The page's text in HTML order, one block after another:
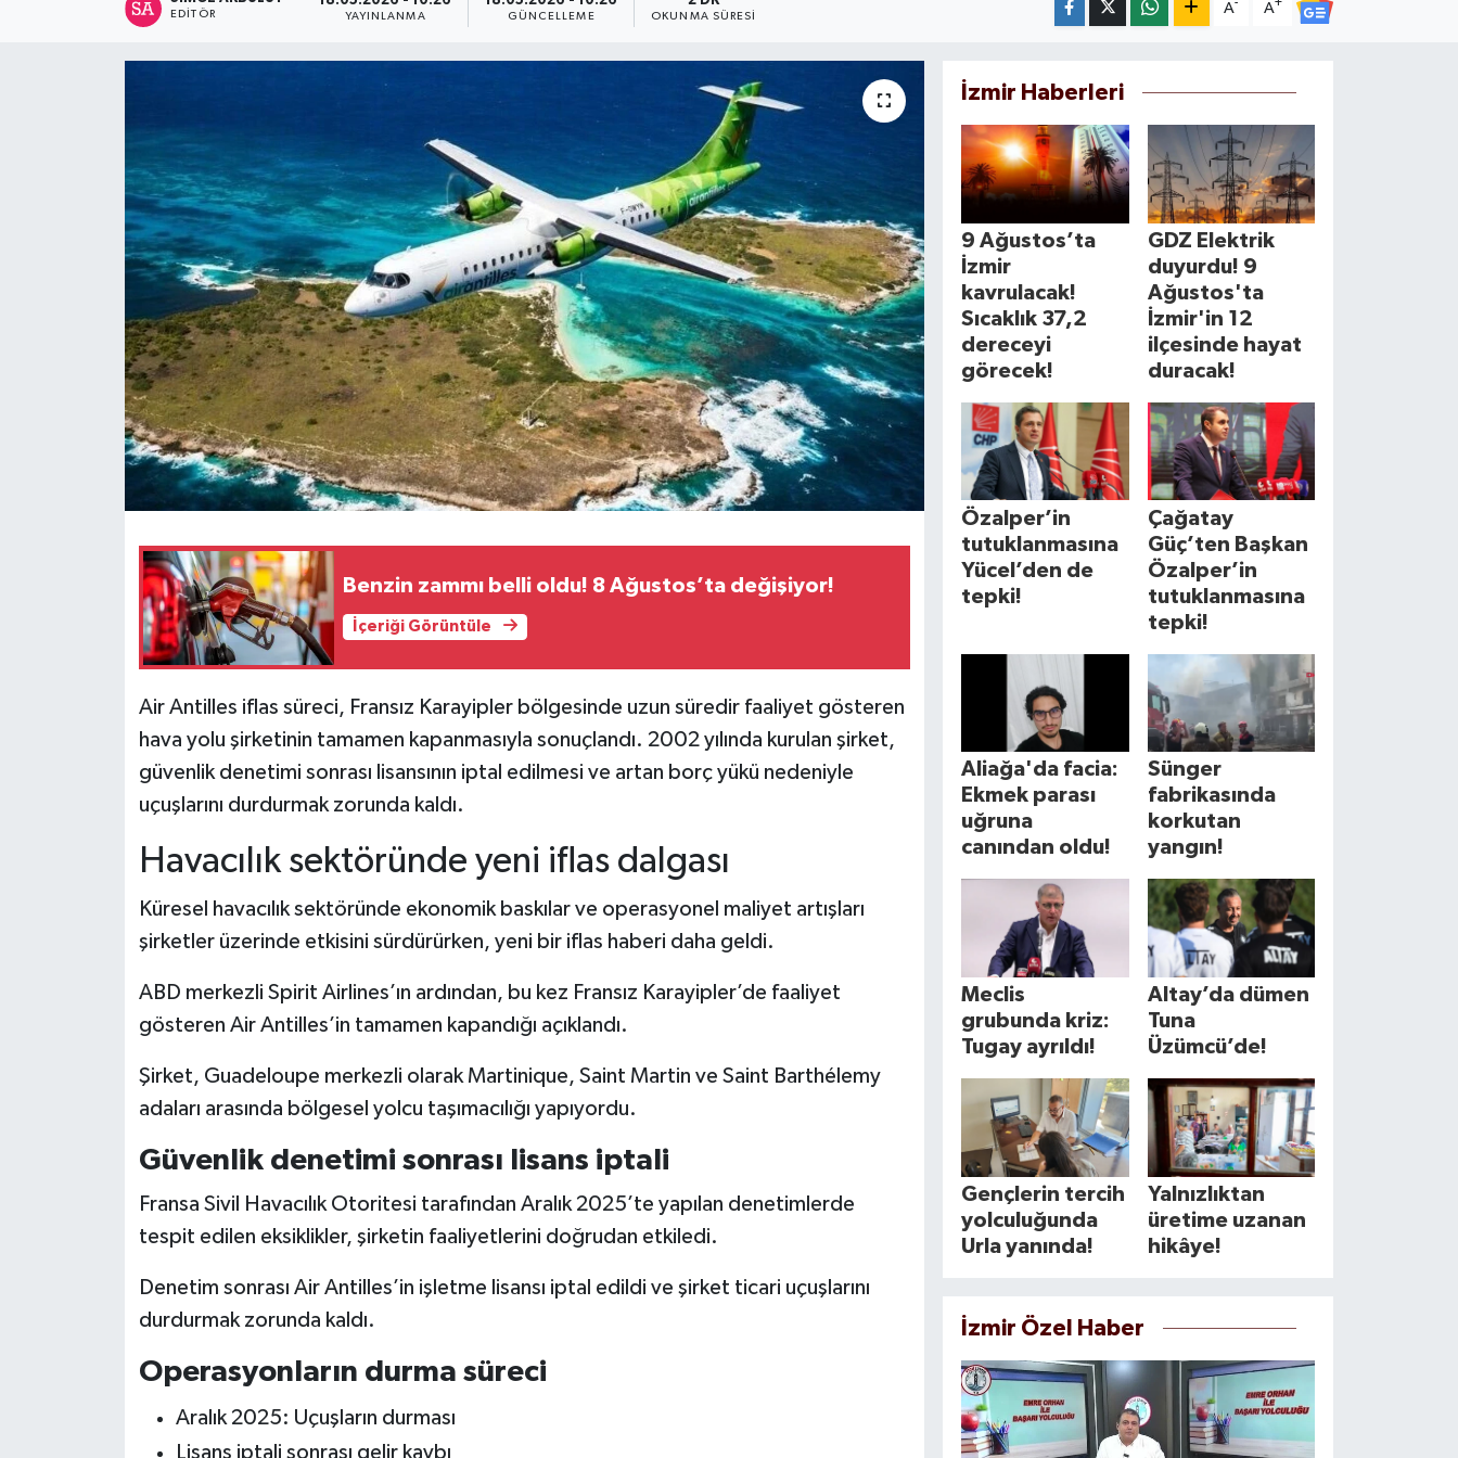
EDITÖR YAYINLANMA GÜNCELLEME OKUNMA SÜRESI
A- A+
Benzin zammı belli oldu! 8 Ağustos’ta değişiyor!
İçeriği Görüntüle
Air Antilles iflas süreci, Fransız Karayipler bölgesinde uzun süredir faaliyet gösteren
hava yolu şirketinin tamamen kapanmasıyla sonuçlandı. 2002 yılında kurulan şirket,
güvenlik denetimi sonrası lisansının iptal edilmesi ve artan borç yükü nedeniyle
uçuşlarını durdurmak zorunda kaldı.
Havacılık sektöründe yeni iflas dalgası
Küresel havacılık sektöründe ekonomik baskılar ve operasyonel maliyet artışları
şirketler üzerinde etkisini sürdürürken, yeni bir iflas haberi daha geldi.
ABD merkezli Spirit Airlines’ın ardından, bu kez Fransız Karayipler’de faaliyet
gösteren Air Antilles’in tamamen kapandığı açıklandı.
Şirket, Guadeloupe merkezli olarak Martinique, Saint Martin ve Saint Barthélemy
adaları arasında bölgesel yolcu taşımacılığı yapıyordu.
Güvenlik denetimi sonrası lisans iptali
Fransa Sivil Havacılık Otoritesi tarafından Aralık 2025’te yapılan denetimlerde
tespit edilen eksiklikler, şirketin faaliyetlerini doğrudan etkiledi.
Denetim sonrası Air Antilles’in işletme lisansı iptal edildi ve şirket ticari uçuşlarını
durdurmak zorunda kaldı.
Operasyonların durma süreci
Aralık 2025: Uçuşların durması
Lisans iptali sonrası gelir kaybı
İzmir Haberleri
9 Ağustos’ta
İzmir
kavrulacak!
Sıcaklık 37,2
dereceyi
görecek!
GDZ Elektrik
duyurdu! 9
Ağustos'ta
İzmir'in 12
ilçesinde hayat
duracak!
Özalper’in
tutuklanmasına
Yücel’den de
tepki!
Çağatay
Güç’ten Başkan
Özalper’in
tutuklanmasına
tepki!
Aliağa'da facia:
Ekmek parası
uğruna
canından oldu!
Sünger
fabrikasında
korkutan
yangın!
Meclis
grubunda kriz:
Tugay ayrıldı!
Altay’da dümen
Tuna
Üzümcü’de!
Gençlerin tercih
yolculuğunda
Urla yanında!
Yalnızlıktan
üretime uzanan
hikâye!
İzmir Özel Haber
Tatil ve Seyahat
Okul Gazetesi